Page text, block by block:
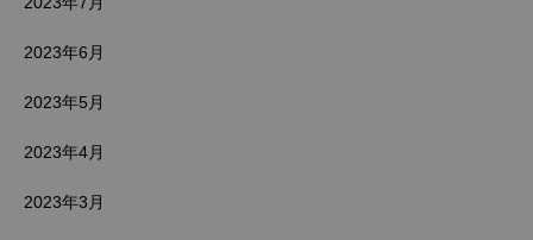
2023年6月
2023年5月
2023年4月
2023年3月